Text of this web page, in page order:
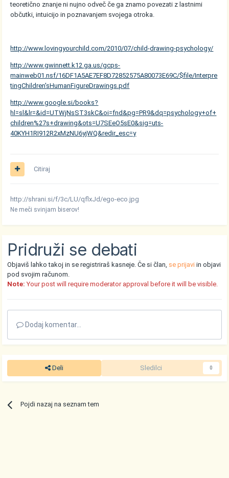
teoretično znanje ni nujno odveč če ga znamo povezati z lastnimi
občutki, intuicijo in poznavanjem svojega otroka.
http://www.lovingyourchild.com/2010/07/child-drawing-psychology/
http://www.gwinnett.k12.ga.us/gcps-
mainweb01.nsf/16DF1A5AE7EF8D72852575A80073E69C/$file/Interpre
tingChildren'sHumanFigureDrawings.pdf
http://www.google.si/books?
hl=sl&lr=&id=UTWjNsST3skC&oi=fnd&pg=PR9&dq=psychology+of+
children%27s+drawing&ots=U7SEeO5sE0&sig=uts-
40KYH1RI912R2xMzNU6yjWQ&redir_esc=y
Citiraj
http://shrani.si/f/3c/LU/qflxJd/ego-eco.jpg
Ne meči svinjam biserov!
Pridruži se debati
Objaviš lahko takoj in se registriraš kasneje. Če si član, se prijavi in objavi
pod svojim računom.
Note: Your post will require moderator approval before it will be visible.
Dodaj komentar...
Deli Sledilci 0
Pojdi nazaj na seznam tem